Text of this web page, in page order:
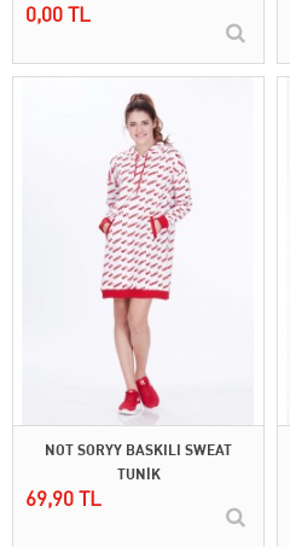
0,00 TL
NOT SORYY BASKILI SWEAT
TUNİK
69,90 TL